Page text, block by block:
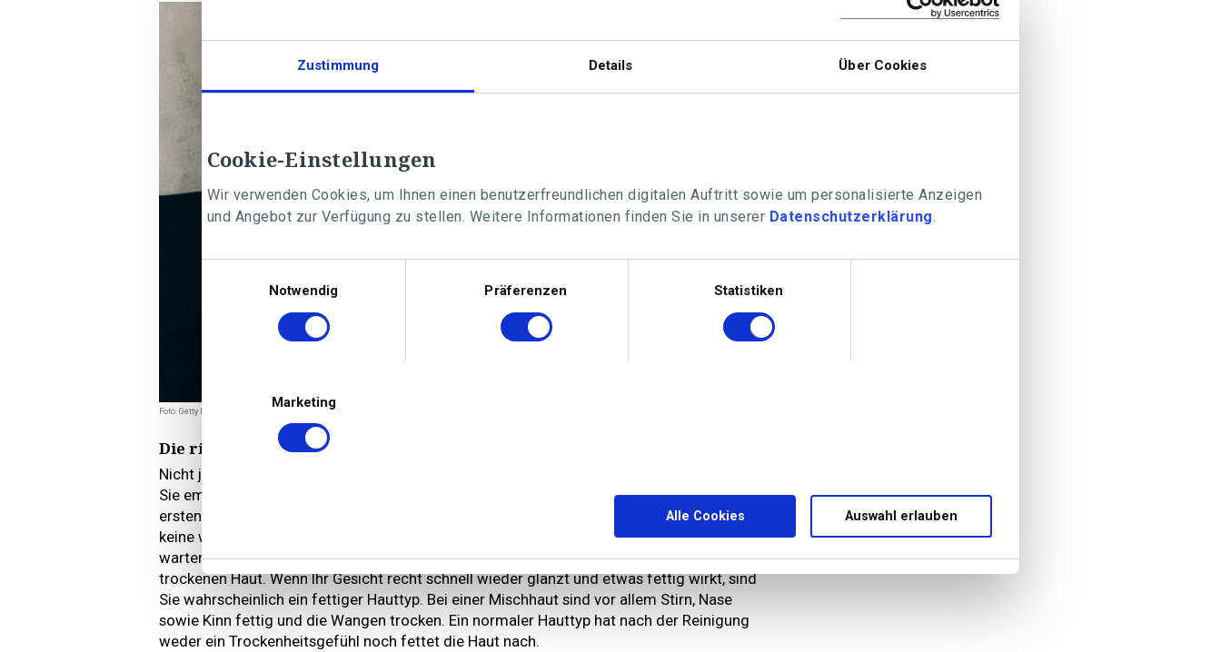
Zustimmung Details Über Cookies
Cookie-Einstellungen
Wir verwenden Cookies, um Ihnen einen benutzerfreundlichen digitalen Auftritt sowie um personalisierte Anzeigen
und Angebot zur Verfügung zu stellen. Weitere Informationen finden Sie in unserer Datenschutzerklärung.
Notwendig
Präferenzen Statistiken
Marketing
Auswahl erlauben
Alle Cookies
Foto: Getty Images
Die richtige Beautyroutine variiert je nach Hauttyp
Nicht jede Beautyroutine eignet sich für jede Haut. Ob sich eine bestimmte Textur auch für
Sie empfiehlt, entscheidet Ihr jeweiliger Hauttyp. Um diesen zu bestimmen, sollten Sie im
ersten Schritt beobachten, wie sich Ihre Haut nach dem Reinigen verhält. Tragen Sie dafür
keine weiteren Pflegeprodukte auf, sondern waschen Sie Ihr Gesicht wie gewohnt und
warten ein paar Minuten ab. Spannt Ihre Gesichtshaut? Dann neigen Sie vermutlich zu einer
trockenen Haut. Wenn Ihr Gesicht recht schnell wieder glänzt und etwas fettig wirkt, sind
Sie wahrscheinlich ein fettiger Hauttyp. Bei einer Mischhaut sind vor allem Stirn, Nase
sowie Kinn fettig und die Wangen trocken. Ein normaler Hauttyp hat nach der Reinigung
weder ein Trockenheitsgefühl noch fettet die Haut nach.